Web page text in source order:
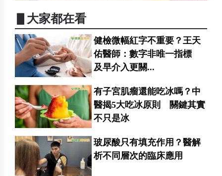
▋大家都在看
健檢微幅紅字不重要？王天
佑醫師：數字非唯一指標
及早介入更關...
有子宮肌瘤還能吃冰嗎？中
醫揭5大吃冰原則 關鍵其實
不只是冰
玻尿酸只有填充作用？醫解
析不同層次的臨床應用